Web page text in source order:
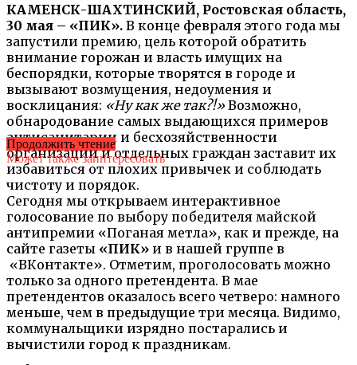
КАМЕНСК-ШАХТИНСКИЙ, Ростовская область,
30 мая – «ПИК». В конце февраля этого года мы
запустили премию, цель которой обратить
внимание горожан и власть имущих на
беспорядки, которые творятся в городе и
вызывают возмущения, недоумения и
восклицания: «Ну как же так?!»Возможно,
обнародование самых выдающихся примеров
антисанитарии и бесхозяйственности
организаций и отдельных граждан заставит их
избавиться от плохих привычек и соблюдать
чистоту и порядок.
Сегодня мы открываем интерактивное
голосование по выбору победителя майской
антипремии «Поганая метла», как и прежде, на
сайте газеты «ПИК» и в нашей группе в
«ВКонтакте». Отметим, проголосовать можно
только за одного претендента. В мае
претендентов оказалось всего четверо: намного
меньше, чем в предыдущие три месяца. Видимо,
коммунальщики изрядно постарались и
вычистили город к праздникам.
Продолжить чтение
Может также заинтересовать